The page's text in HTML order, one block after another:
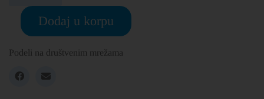
Dodaj u korpu
Podeli na društvenim mrežama